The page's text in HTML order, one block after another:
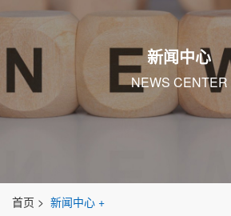
新闻中心
NEWS CENTER
首页 新闻中心